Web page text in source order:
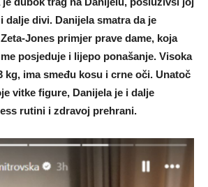
dalje divi. Danijela smatra da je
Jones primjer prave dame, koja
posjeduje i lijepo ponašanje. Visoka
kg, ima smeđu kosu i crne oči. Unatoč
vitke figure, Danijela je i dalje
rutini i zdravoj prehrani.